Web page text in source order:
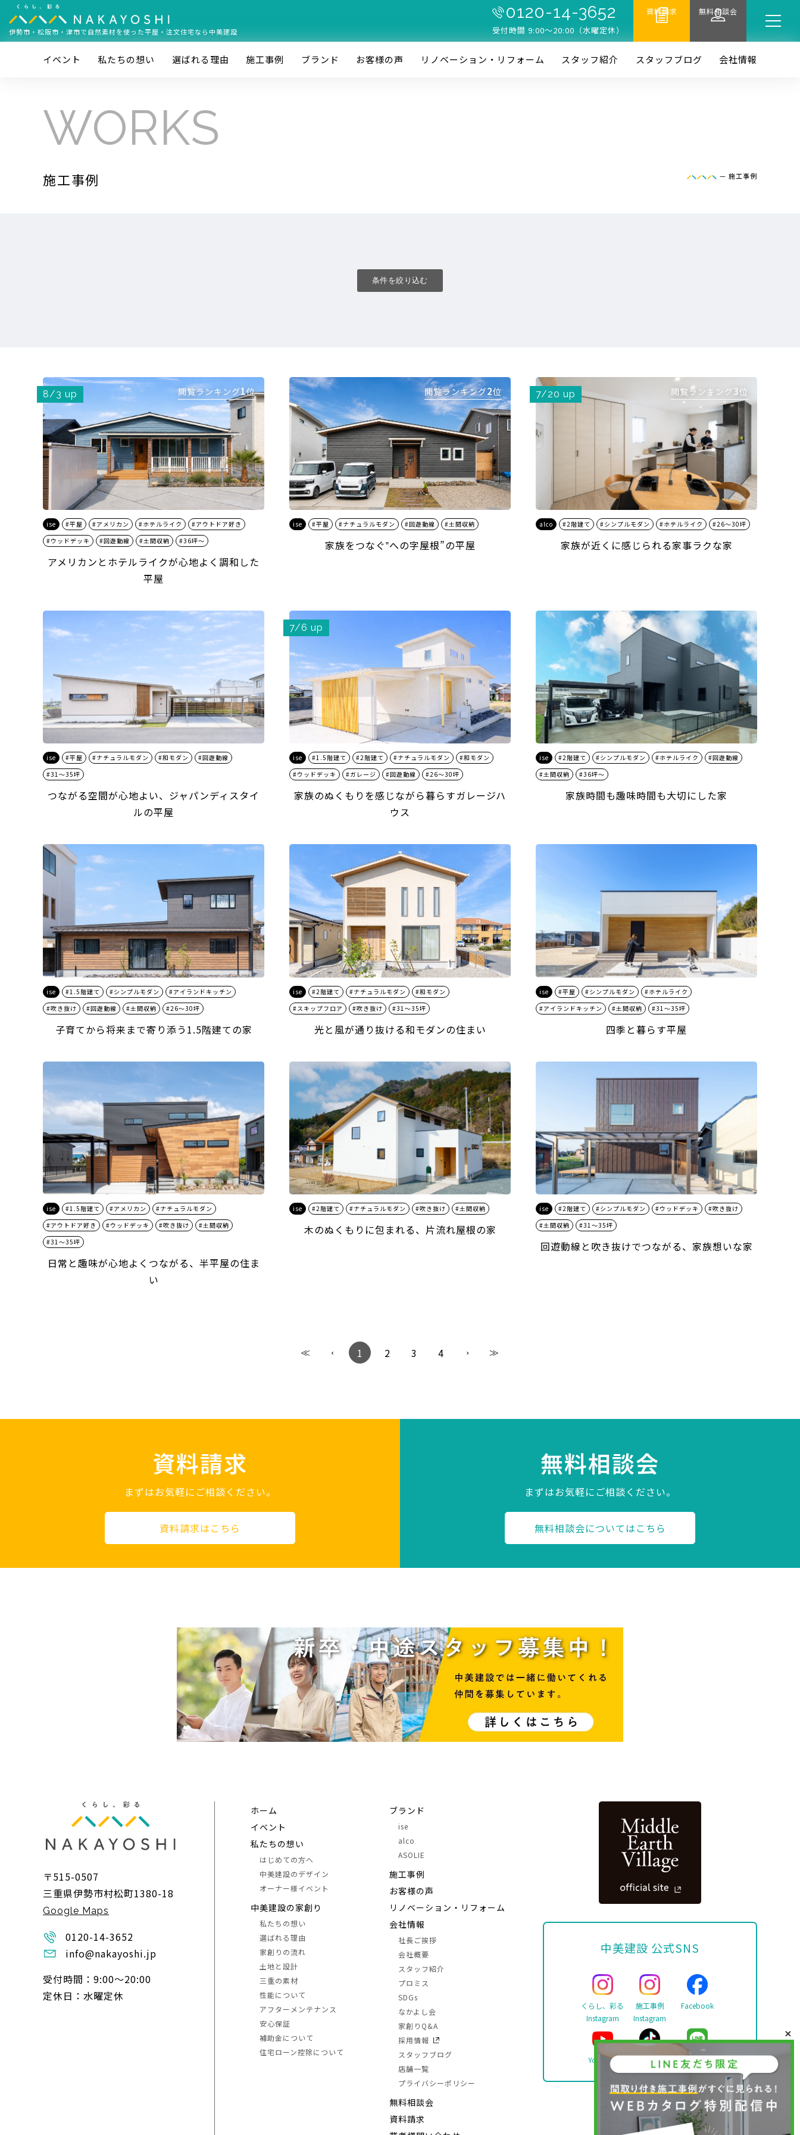
伊勢市・松阪市・津市で自然素材を使った平屋・注文住宅なら中美建設
0120-14-3652
受付時間 9:00〜20:00（水曜定休）
資料請求 無料相談会
イベント 私たちの想い 選ばれる理由 施⼯事例 ブランド お客様の声 リノベーション・リフォーム スタッフ紹介 スタッフブログ 会社情報
WORKS
施工事例 — 施工事例
条件を絞り込む
8/3 up 閲覧ランキング1位
ise #平屋 #アメリカン #ホテルライク
#アウトドア好き
#ウッドデッキ
#回遊動線 #土間収納 #36坪～
アメリカンとホテルライクが心地よく調和した
平屋
閲覧ランキング2位
ise #平屋 #ナチュラルモダン #回遊動線 #土間収納
家族をつなぐ‟への字屋根”の平屋
7/20 up 閲覧ランキング3位
alco #2階建て #シンプルモダン #ホテルライク #26～30坪
家族が近くに感じられる家事ラクな家
ise #平屋 #ナチュラルモダン #和モダン
#回遊動線
#31～35坪
つながる空間が心地よい、ジャパンディスタイ
ルの平屋
7/6 up
ise #1.5階建て #2階建て #ナチュラルモダン
#和モダン
#ウッドデッキ
#ガレージ #回遊動線 #26～30坪
家族のぬくもりを感じながら暮らすガレージハ
ウス
ise #2階建て #シンプルモダン #ホテルライク
#回遊動線
#土間収納
#36坪～
家族時間も趣味時間も大切にした家
ise #1.5階建て #シンプルモダン
#アイランドキッチン
#吹き抜け
#回遊動線 #土間収納 #26～30坪
子育てから将来まで寄り添う1.5階建ての家
ise #2階建て #ナチュラルモダン
#和モダン
#スキップフロア
#吹き抜け #31～35坪
光と風が通り抜ける和モダンの住まい
ise #平屋 #シンプルモダン
#ホテルライク
#アイランドキッチン
#土間収納 #31～35坪
四季と暮らす平屋
ise #1.5階建て #アメリカン
#ナチュラルモダン
#アウトドア好き
#ウッドデッキ #吹き抜け
#土間収納
#31～35坪
日常と趣味が心地よくつながる、半平屋の住ま
い
ise #2階建て #ナチュラルモダン #吹き抜け #土間収納
木のぬくもりに包まれる、片流れ屋根の家
ise #2階建て #シンプルモダン #ウッドデッキ
#吹き抜け
#土間収納
#31～35坪
回遊動線と吹き抜けでつながる、家族想いな家
1 2 3 4
資料請求
まずはお気軽にご相談ください。
資料請求はこちら
無料相談会
まずはお気軽にご相談ください。
無料相談会についてはこちら
〒515-0507
三重県伊勢市村松町1380-18
Google Maps
0120-14-3652
info@nakayoshi.jp
受付時間：9:00〜20:00
定休日：水曜定休
ホーム
イベント
私たちの想い
はじめての方へ
中美建設のデザイン
オーナー様イベント
中美建設の家創り
私たちの想い
選ばれる理由
家創りの流れ
土地と設計
三重の素材
性能について
アフターメンテナンス
安心保証
補助金について
住宅ローン控除について
ブランド
ise
alco
ASOLIE
施⼯事例
お客様の声
リノベーション・リフォーム
会社情報
社長ご挨拶
会社概要
スタッフ紹介
プロミス
SDGs
なかよし会
家創りQ&A
採用情報
スタッフブログ
店舗一覧
プライバシーポリシー
無料相談会
資料請求
中美建設 公式SNS
くらし、彩る
Instagram
施工事例
Instagram
Facebook
YouTube TikTok LINE